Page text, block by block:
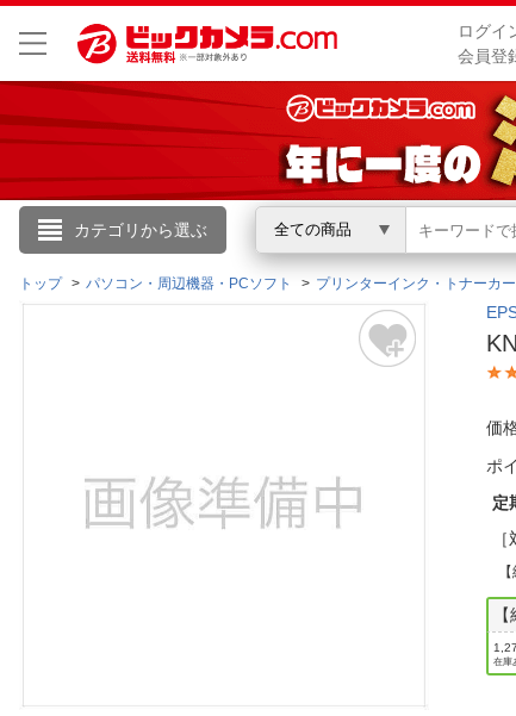
ログイ
会員登
カテゴリから選ぶ 全ての商品
こんにちは
ログイン
閲覧履歴
トップ パソコン・周辺機器・PCソフト プリンターインク・トナーカ
価
ポ
定
在庫